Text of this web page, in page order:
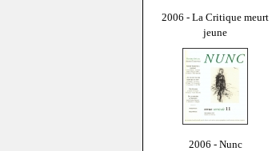
2006 - La Critique meurt
jeune
2006 - Nunc